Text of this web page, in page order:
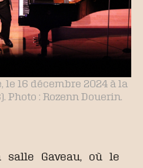
le 16 décembre 2024 à la
Photo : Rozenn Douerin.
salle Gaveau, où le